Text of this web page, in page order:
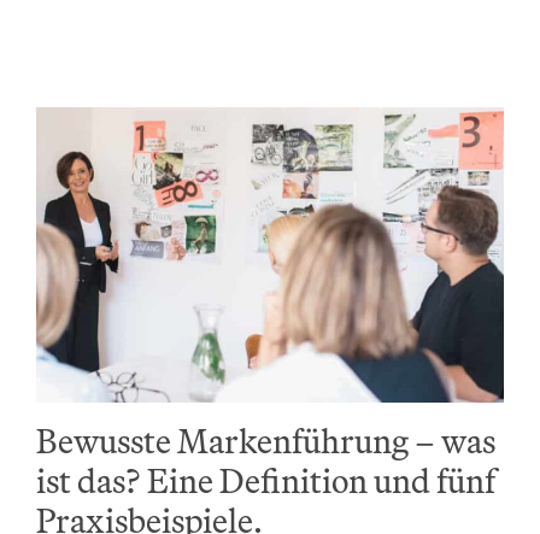
Bewusste Markenführung – was
ist das? Eine Definition und fünf
Praxisbeispiele.